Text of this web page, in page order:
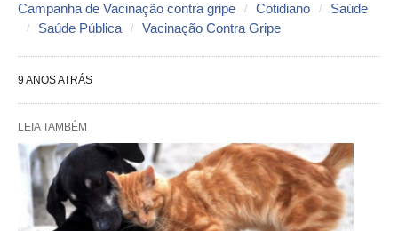
Campanha de Vacinação contra gripe Cotidiano
Saúde
Saúde Pública
Vacinação Contra Gripe
9 ANOS ATRÁS
LEIA TAMBÉM